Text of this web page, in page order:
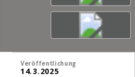
Veröffentlichung
14.3.2025